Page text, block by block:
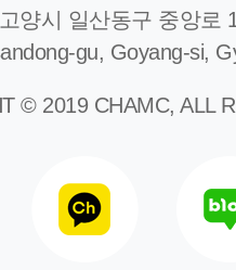
양시 일산동구 중앙로
gu, Goyang-si,
© 2019 CHAMC, ALL